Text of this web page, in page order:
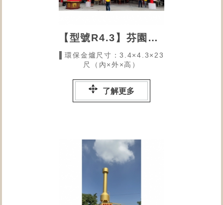
【型號R4.3】芬園鄉貓羅坑石頭公福德祠的環保金爐
▌環保金爐尺寸：3.4×4.3×23
尺（內×外×高）
了解更多